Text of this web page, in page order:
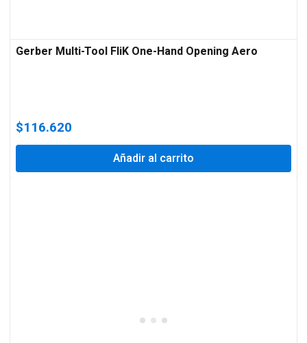
Gerber Multi-Tool FliK One-Hand Opening Aero
$116.620
Añadir al carrito